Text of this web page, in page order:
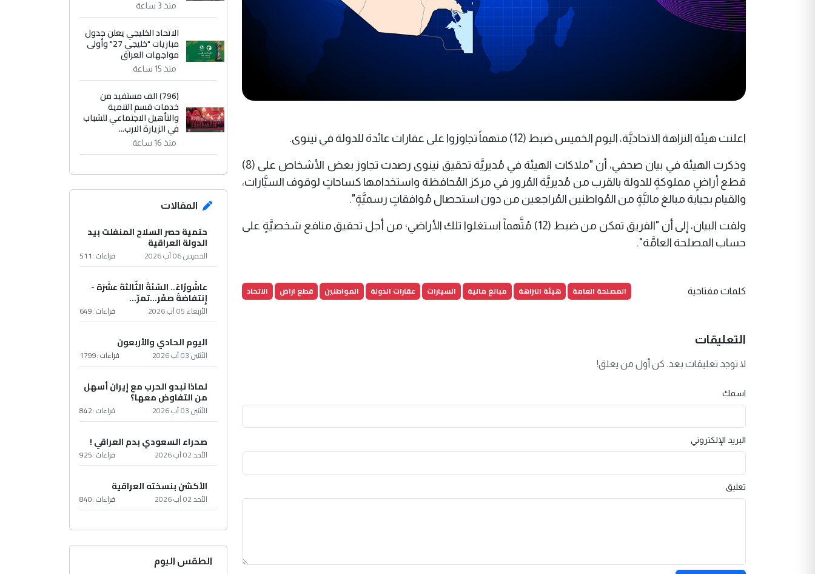
اعلنت هيئة النزاهة الاتحاديَّة، اليوم الخميس ضبط (12) متهماً تجاوزوا على عقارات عائدة للدولة في نينوى.
وذكرت الهيئة في بيان صحفي، أن "ملاكات الهيئة في مُديريَّة تحقيق نينوى رصدت تجاوز بعض الأشخاص على (8)
قطع أراضٍ مملوكةٍ للدولة بالقرب من مُديريَّة المُرور في مركز المُحافظة واستخدامها كساحاتٍ لوقوف السيَّارات،
والقيام بجباية مبالغ ماليَّةٍ من المُواطنين المُراجعين من دون استحصال مُوافقاتٍ رسميَّةٍ".
ولفت البيان، إلى أن "الفريق تمكن من ضبط (12) مُتَّهماً استغلوا تلك الأراضي؛ من أجل تحقيق منافع شخصيَّةٍ على
حساب المصلحة العامَّة".
كلمات مفتاحية المصلحة العامة هيئة النزاهة مبالغ مالية السيارات عقارات الدولة المواطنين قطع اراض الاتحاد
التعليقات
لا توجد تعليقات بعد. كن أول من يعلق!
اسمك
البريد الإلكتروني
تعليق
منذ 3 ساعة
الاتحاد الخليجي يعلن جدول
مباريات "خليجي 27" وأولى
مواجهات العراق
منذ 15 ساعة
(796) الف مستفيد من
خدمات قسم التنمية
والتأهيل الاجتماعي للشباب
في الزيارة الارب...
منذ 16 ساعة
المقالات
حتمية حصر السلاح المنفلت بيد
الدولة العراقية
الخميس 06 آب 2026 قراءات :511
عاشُورْاءُ.. السّنَةُ الثّالثةَ عشَرَة -
إِنتفاضةُ صفَر…تمرّ...
الأربعاء 05 آب 2026 قراءات :649
اليوم الحادي والأربعون
الأثنين 03 آب 2026 قراءات :1799
لماذا تبدو الحرب مع إيران أسهل
من التفاوض معها؟
الأثنين 03 آب 2026 قراءات :842
صحراء السعودي بدم العراقي !
الأحد 02 آب 2026 قراءات :925
الأكشن بنسخته العراقية
الأحد 02 آب 2026 قراءات :840
الطقس اليوم